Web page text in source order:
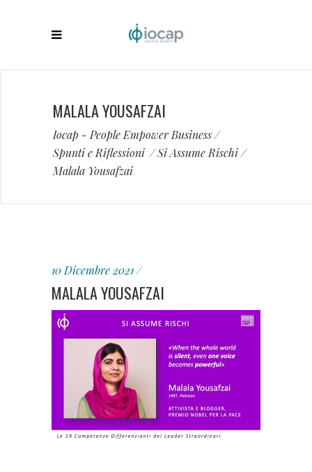
MALALA YOUSAFZAI
Iocap - People Empower Business/
Spunti e Riflessioni /Si Assume Rischi/
Malala Yousafzai
10 Dicembre 2021
MALALA YOUSAFZAI